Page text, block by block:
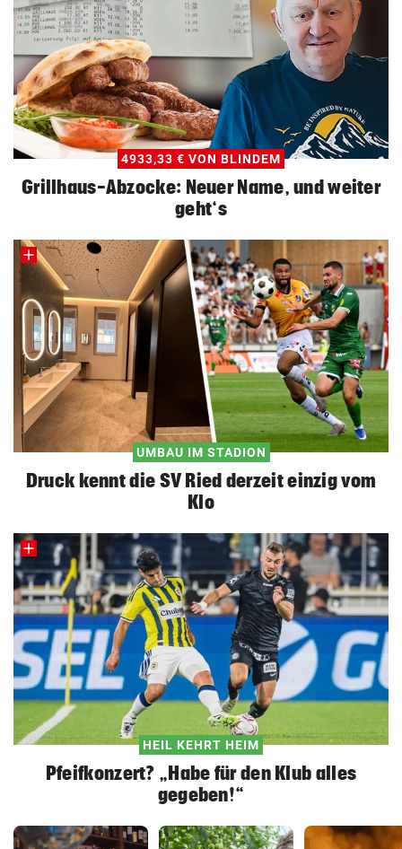
4933,33 € VON BLINDEM
Grillhaus-Abzocke: Neuer Name, und weiter
geht‘s
UMBAU IM STADION
Druck kennt die SV Ried derzeit einzig vom
Klo
HEIL KEHRT HEIM
Pfeifkonzert? „Habe für den Klub alles
gegeben!“